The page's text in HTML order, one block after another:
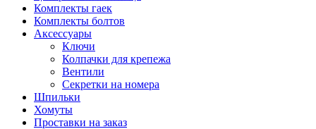
Комплекты гаек
Комплекты болтов
Аксессуары
Ключи
Колпачки для крепежа
Вентили
Секретки на номера
Шпильки
Хомуты
Проставки на заказ